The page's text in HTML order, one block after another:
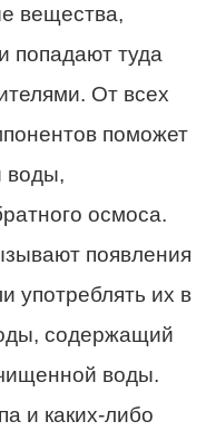
вещества,
попадают туда
От всех
поможет
воды,
осмоса.
появления
употреблять их в
содержащий
воды.
и каких-либо